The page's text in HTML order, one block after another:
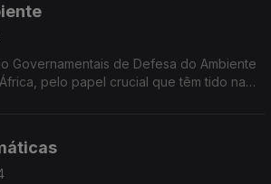
Governamentais de Defesa do Ambiente
pelo papel crucial que têm tido na